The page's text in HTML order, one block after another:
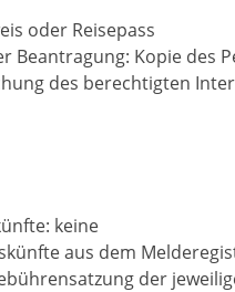
oder Reisepass
Beantragung: Kopie des
des berechtigten
keine
aus dem
der